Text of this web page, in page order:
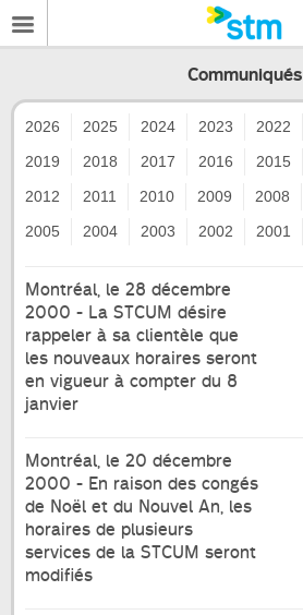
Communiqués
2026 2025 2024 2023 2022
2019
2018 2017 2016 2015
2012
2011 2010 2009 2008
2005
2004 2003 2002 2001
Montréal, le 28 décembre
2000 - La STCUM désire
rappeler à sa clientèle que
les nouveaux horaires seront
en vigueur à compter du 8
janvier
Montréal, le 20 décembre
2000 - En raison des congés
de Noël et du Nouvel An, les
horaires de plusieurs
services de la STCUM seront
modifiés